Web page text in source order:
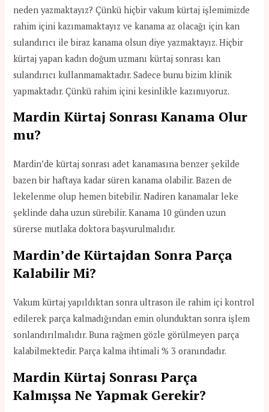
neden yazmaktayız? Çünkü hiçbir vakum kürtaj işlemimizde
rahim içini kazımamaktayız ve kanama az olacağı için kan
sulandırıcı ile biraz kanama olsun diye yazmaktayız. Hiçbir
kürtaj yapan kadın doğum uzmanı kürtaj sonrası kan
sulandırıcı kullanmamaktadır. Sadece bunu bizim klinik
yapmaktadır. Çünkü rahim içini kesinlikle kazımıyoruz.
Mardin Kürtaj Sonrası Kanama Olur
mu?
Mardin’de kürtaj sonrası adet kanamasına benzer şekilde
bazen bir haftaya kadar süren kanama olabilir. Bazen de
lekelenme olup hemen bitebilir. Nadiren kanamalar leke
şeklinde daha uzun sürebilir. Kanama 10 günden uzun
sürerse mutlaka doktora başvurulmalıdır.
Mardin’de Kürtajdan Sonra Parça
Kalabilir Mi?
Vakum kürtaj yapıldıktan sonra ultrason ile rahim içi kontrol
edilerek parça kalmadığından emin olunduktan sonra işlem
sonlandırılmalıdır. Buna rağmen gözle görülmeyen parça
kalabilmektedir. Parça kalma ihtimali % 3 oranındadır.
Mardin Kürtaj Sonrası Parça
Kalmışsa Ne Yapmak Gerekir?